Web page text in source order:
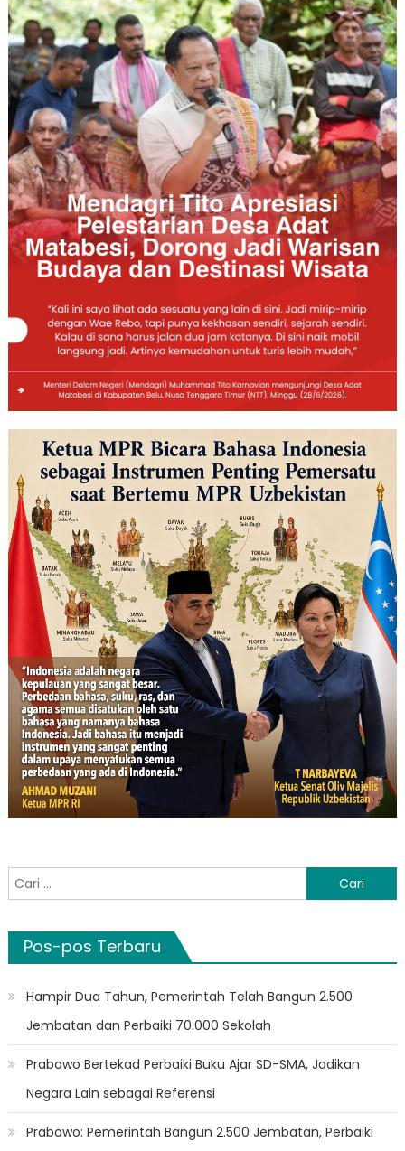
Cari
untuk:
Pos-pos Terbaru
Hampir Dua Tahun, Pemerintah Telah Bangun 2.500
Jembatan dan Perbaiki 70.000 Sekolah
Prabowo Bertekad Perbaiki Buku Ajar SD-SMA, Jadikan
Negara Lain sebagai Referensi
Prabowo: Pemerintah Bangun 2.500 Jembatan, Perbaiki